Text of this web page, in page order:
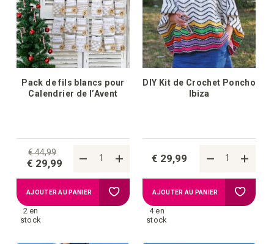
d'achats
Pack de fils blancs pour
Calendrier de l’Avent
€ 44,99
€ 29,99
2 en
stock
AJOUTER AU PANIER Ajouter
DIY Kit de Crochet Poncho
Ibiza
€ 29,99
4 en
stock
AJOUTER AU PANIER Ajouter